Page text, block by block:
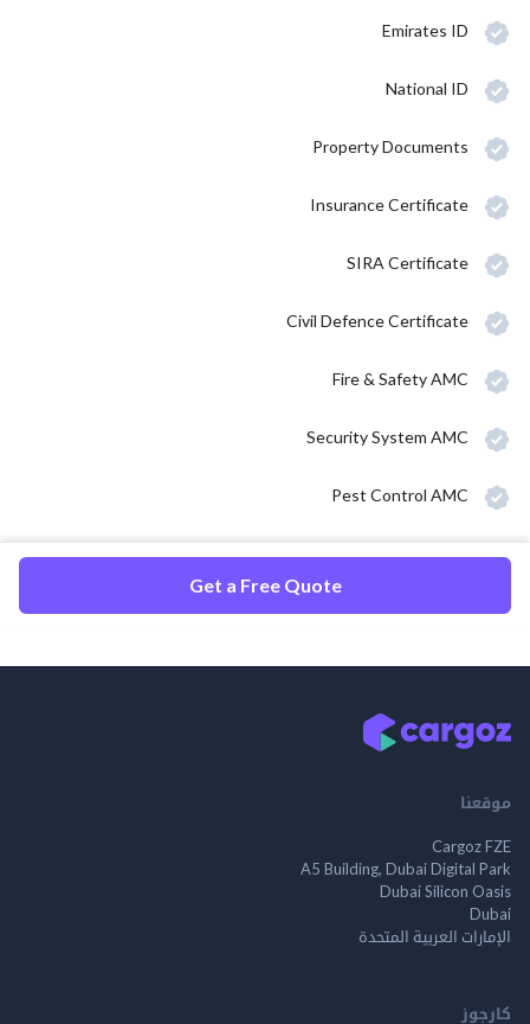
Emirates ID
National ID
Property Documents
Insurance Certificate
SIRA Certificate
Civil Defence Certificate
Fire & Safety AMC
Security System AMC
Pest Control AMC
Get a Free Quote
موقعنا
Cargoz FZE
A5 Building, Dubai Digital Park
Dubai Silicon Oasis
Dubai
الإمارات العربية المتحدة
كارجوز